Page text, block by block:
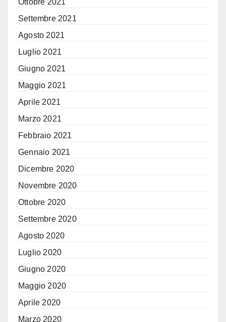
Ottobre 2021
Settembre 2021
Agosto 2021
Luglio 2021
Giugno 2021
Maggio 2021
Aprile 2021
Marzo 2021
Febbraio 2021
Gennaio 2021
Dicembre 2020
Novembre 2020
Ottobre 2020
Settembre 2020
Agosto 2020
Luglio 2020
Giugno 2020
Maggio 2020
Aprile 2020
Marzo 2020